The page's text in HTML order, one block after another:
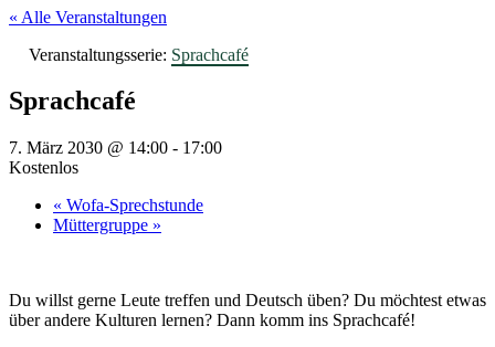
« Alle Veranstaltungen
Veranstaltungsserie: Sprachcafé
Sprachcafé
7. März 2030 @ 14:00 - 17:00
Kostenlos
« Wofa-Sprechstunde
Müttergruppe »
Du willst gerne Leute treffen und Deutsch üben? Du möchtest etwas
über andere Kulturen lernen? Dann komm ins Sprachcafé!